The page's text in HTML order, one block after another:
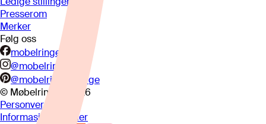
Presserom
Merker
Følg oss
mobelringen.no
@mobelringen
@mobelringennorge
© Møbelringen
2026
Personvern
Informasjonskapsler